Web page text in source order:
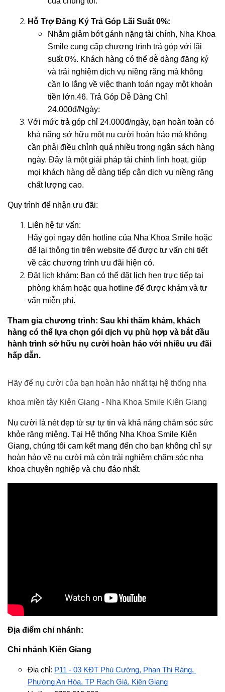
Hỗ Trợ Đăng Ký Trả Góp Lãi Suất 0%:
Nhằm giảm bớt gánh nặng tài chính, Nha Khoa
Smile cung cấp chương trình trả góp với lãi
suất 0%. Khách hàng có thể dễ dàng đăng ký
và trải nghiệm dịch vụ niềng răng mà không
cần lo lắng về việc thanh toán ngay một khoản
tiền lớn.46. Trả Góp Dễ Dàng Chỉ
24.000đ/Ngày:
Với mức trả góp chỉ 24.000đ/ngày, bạn hoàn toàn có
khả năng sở hữu một nụ cười hoàn hảo mà không
cần phải điều chỉnh quá nhiều trong ngân sách hàng
ngày. Đây là một giải pháp tài chính linh hoạt, giúp
mọi khách hàng dễ dàng tiếp cận dịch vụ niềng răng
chất lượng cao.
Quy trình để nhận ưu đãi:
Liên hệ tư vấn:
Hãy gọi ngay đến hotline của Nha Khoa Smile hoặc
để lại thông tin trên website để được tư vấn chi tiết
về các chương trình ưu đãi hiện có.
Đặt lịch khám: Bạn có thể đặt lịch hẹn trực tiếp tại
phòng khám hoặc qua hotline để được khám và tư
vấn miễn phí.
Tham gia chương trình: Sau khi thăm khám, khách
hàng có thể lựa chọn gói dịch vụ phù hợp và bắt đầu
hành trình sở hữu nụ cười hoàn hảo với nhiều ưu đãi
hấp dẫn.
Hãy để nụ cười của bạn hoàn hảo nhất tại hệ thống nha
khoa miền tây Kiên Giang - Nha Khoa Smile Kiên Giang
Nụ cười là nét đẹp từ sự tự tin và khả năng chăm sóc sức
khỏe răng miệng. Tại Hệ thống Nha Khoa Smile Kiên
Giang, chúng tôi cam kết mang đến cho bạn không chỉ sự
hoàn hảo về nụ cười mà còn trải nghiệm chăm sóc nha
khoa chuyên nghiệp và chu đáo nhất.
Địa điểm chi nhánh:
Chi nhánh Kiên Giang
Địa chỉ: P11 - 03 KĐT Phú Cường, Phan Thị Ràng,
Phường An Hòa, TP Rạch Giá, Kiên Giang